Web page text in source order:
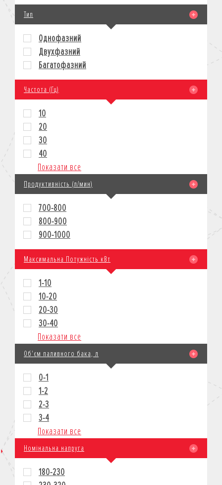
Тип
Однофазний
Двухфазний
Багатофазний
Частота (Гц)
10
20
30
40
Показати все
Продуктивність (л/мин)
700-800
800-900
900-1000
Максимальна Потужність кВт
1-10
10-20
20-30
30-40
Показати все
Об'єм паливного бака, л
0-1
1-2
2-3
3-4
Показати все
Номінальна напруга
180-230